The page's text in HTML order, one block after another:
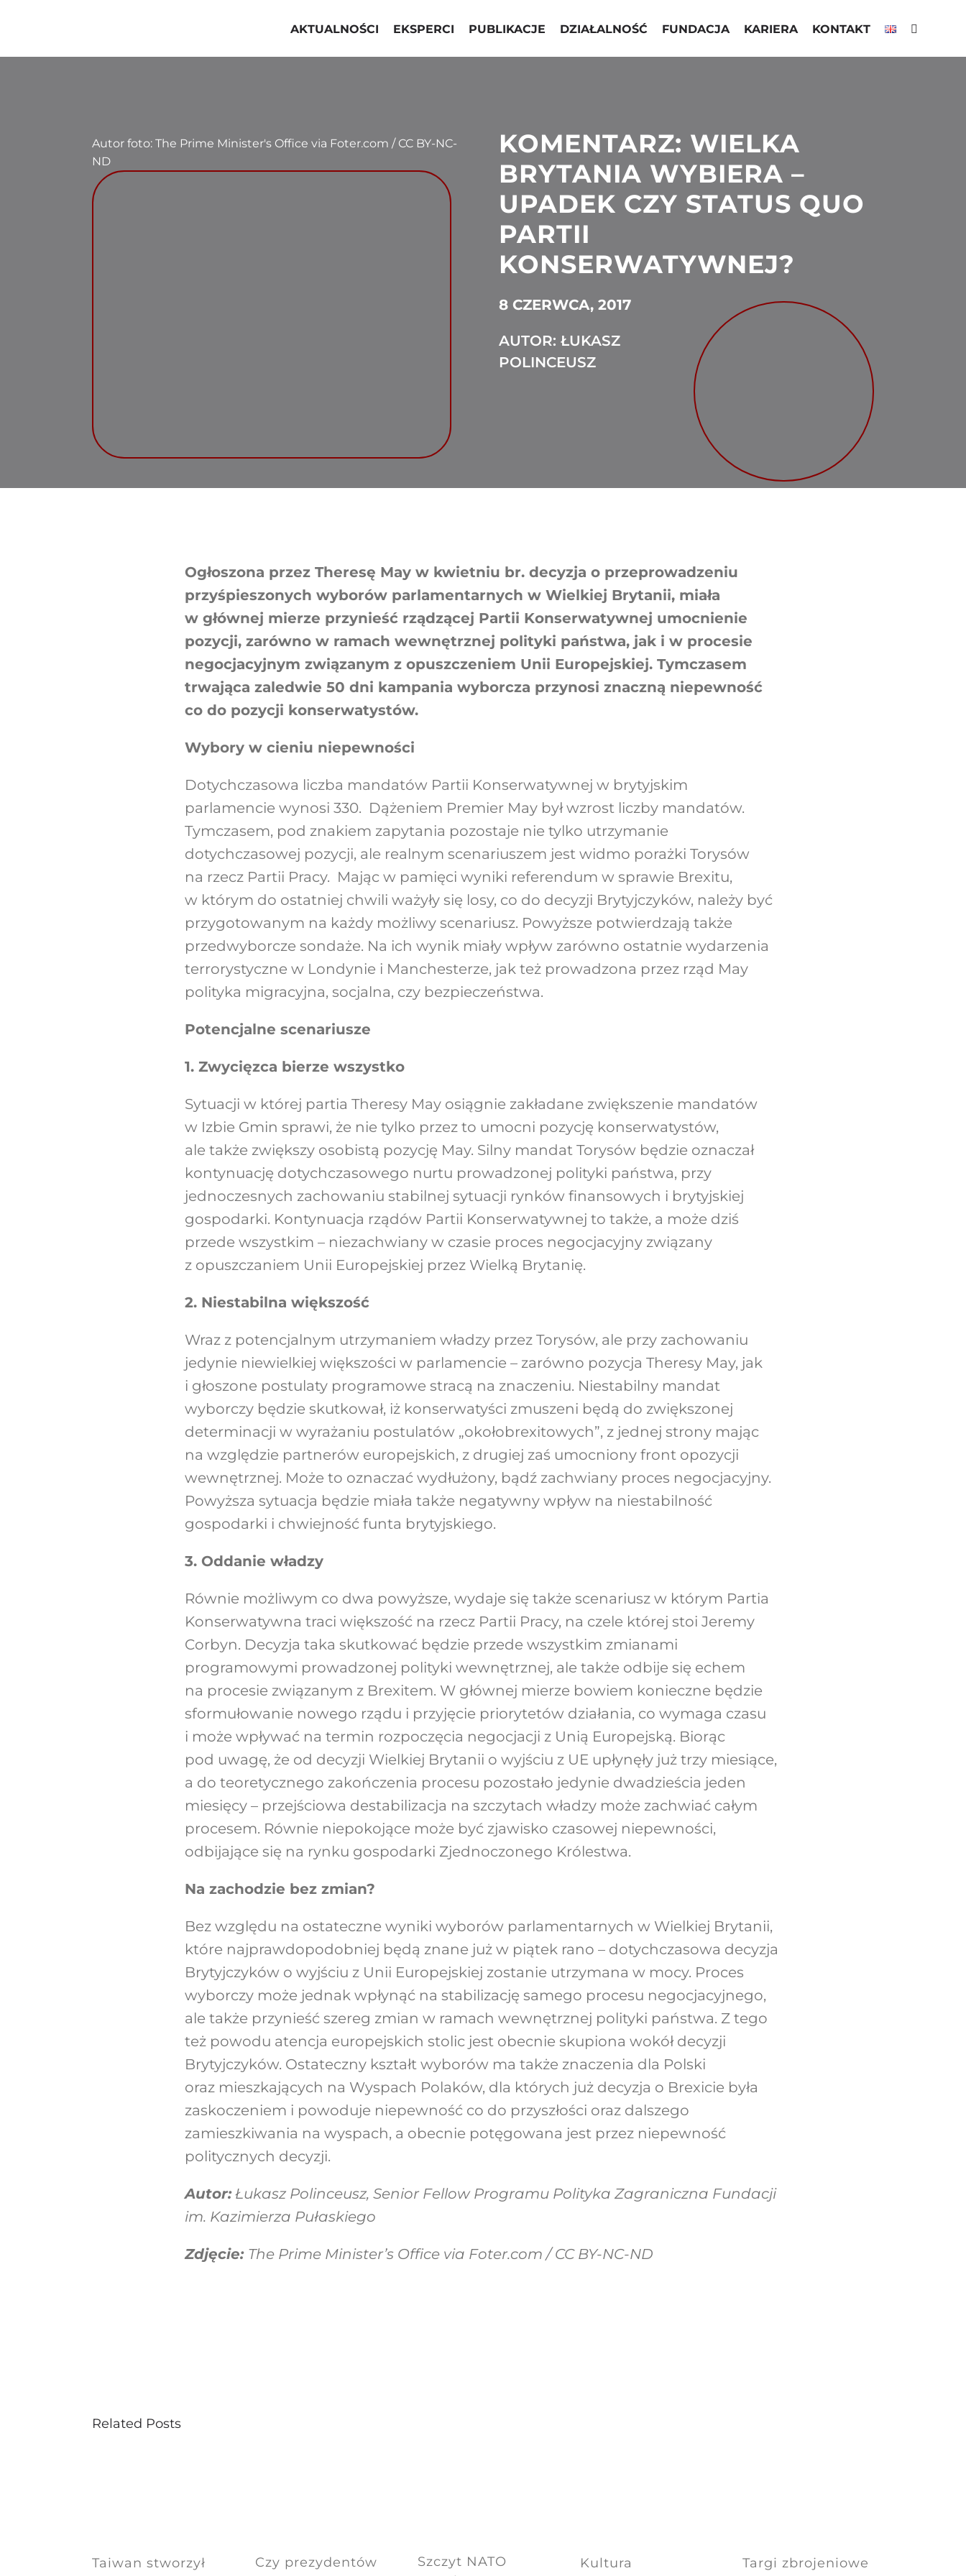
AKTUALNOŚCI EKSPERCI PUBLIKACJE DZIAŁALNOŚĆ FUNDACJA KARIERA KONTAKT
Autor foto: The Prime Minister's Office via Foter.com / CC BY-NC-
ND
KOMENTARZ: WIELKA
BRYTANIA WYBIERA –
UPADEK CZY STATUS QUO
PARTII
KONSERWATYWNEJ?
8 CZERWCA, 2017
AUTOR: ŁUKASZ
POLINCEUSZ
Ogłoszona przez Theresę May w kwietniu br. decyzja o przeprowadzeniu
przyśpieszonych wyborów parlamentarnych w Wielkiej Brytanii, miała
w głównej mierze przynieść rządzącej Partii Konserwatywnej umocnienie
pozycji, zarówno w ramach wewnętrznej polityki państwa, jak i w procesie
negocjacyjnym związanym z opuszczeniem Unii Europejskiej. Tymczasem
trwająca zaledwie 50 dni kampania wyborcza przynosi znaczną niepewność
co do pozycji konserwatystów.
Wybory w cieniu niepewności
Dotychczasowa liczba mandatów Partii Konserwatywnej w brytyjskim
parlamencie wynosi 330. Dążeniem Premier May był wzrost liczby mandatów.
Tymczasem, pod znakiem zapytania pozostaje nie tylko utrzymanie
dotychczasowej pozycji, ale realnym scenariuszem jest widmo porażki Torysów
na rzecz Partii Pracy. Mając w pamięci wyniki referendum w sprawie Brexitu,
w którym do ostatniej chwili ważyły się losy, co do decyzji Brytyjczyków, należy być
przygotowanym na każdy możliwy scenariusz. Powyższe potwierdzają także
przedwyborcze sondaże. Na ich wynik miały wpływ zarówno ostatnie wydarzenia
terrorystyczne w Londynie i Manchesterze, jak też prowadzona przez rząd May
polityka migracyjna, socjalna, czy bezpieczeństwa.
Potencjalne scenariusze
1. Zwycięzca bierze wszystko
Sytuacji w której partia Theresy May osiągnie zakładane zwiększenie mandatów
w Izbie Gmin sprawi, że nie tylko przez to umocni pozycję konserwatystów,
ale także zwiększy osobistą pozycję May. Silny mandat Torysów będzie oznaczał
kontynuację dotychczasowego nurtu prowadzonej polityki państwa, przy
jednoczesnych zachowaniu stabilnej sytuacji rynków finansowych i brytyjskiej
gospodarki. Kontynuacja rządów Partii Konserwatywnej to także, a może dziś
przede wszystkim – niezachwiany w czasie proces negocjacyjny związany
z opuszczaniem Unii Europejskiej przez Wielką Brytanię.
2. Niestabilna większość
Wraz z potencjalnym utrzymaniem władzy przez Torysów, ale przy zachowaniu
jedynie niewielkiej większości w parlamencie – zarówno pozycja Theresy May, jak
i głoszone postulaty programowe stracą na znaczeniu. Niestabilny mandat
wyborczy będzie skutkował, iż konserwatyści zmuszeni będą do zwiększonej
determinacji w wyrażaniu postulatów „okołobrexitowych”, z jednej strony mając
na względzie partnerów europejskich, z drugiej zaś umocniony front opozycji
wewnętrznej. Może to oznaczać wydłużony, bądź zachwiany proces negocjacyjny.
Powyższa sytuacja będzie miała także negatywny wpływ na niestabilność
gospodarki i chwiejność funta brytyjskiego.
3. Oddanie władzy
Równie możliwym co dwa powyższe, wydaje się także scenariusz w którym Partia
Konserwatywna traci większość na rzecz Partii Pracy, na czele której stoi Jeremy
Corbyn. Decyzja taka skutkować będzie przede wszystkim zmianami
programowymi prowadzonej polityki wewnętrznej, ale także odbije się echem
na procesie związanym z Brexitem. W głównej mierze bowiem konieczne będzie
sformułowanie nowego rządu i przyjęcie priorytetów działania, co wymaga czasu
i może wpływać na termin rozpoczęcia negocjacji z Unią Europejską. Biorąc
pod uwagę, że od decyzji Wielkiej Brytanii o wyjściu z UE upłynęły już trzy miesiące,
a do teoretycznego zakończenia procesu pozostało jedynie dwadzieścia jeden
miesięcy – przejściowa destabilizacja na szczytach władzy może zachwiać całym
procesem. Równie niepokojące może być zjawisko czasowej niepewności,
odbijające się na rynku gospodarki Zjednoczonego Królestwa.
Na zachodzie bez zmian?
Bez względu na ostateczne wyniki wyborów parlamentarnych w Wielkiej Brytanii,
które najprawdopodobniej będą znane już w piątek rano – dotychczasowa decyzja
Brytyjczyków o wyjściu z Unii Europejskiej zostanie utrzymana w mocy. Proces
wyborczy może jednak wpłynąć na stabilizację samego procesu negocjacyjnego,
ale także przynieść szereg zmian w ramach wewnętrznej polityki państwa. Z tego
też powodu atencja europejskich stolic jest obecnie skupiona wokół decyzji
Brytyjczyków. Ostateczny kształt wyborów ma także znaczenia dla Polski
oraz mieszkających na Wyspach Polaków, dla których już decyzja o Brexicie była
zaskoczeniem i powoduje niepewność co do przyszłości oraz dalszego
zamieszkiwania na wyspach, a obecnie potęgowana jest przez niepewność
politycznych decyzji.
Autor:Łukasz Polinceusz, Senior Fellow Programu Polityka Zagraniczna Fundacji
im. Kazimierza Pułaskiego
Zdjęcie: The Prime Minister’s Office via Foter.com / CC BY-NC-ND
Related Posts
Taiwan stworzył
Czy prezydentów
Szczyt NATO
Kultura
Targi zbrojeniowe